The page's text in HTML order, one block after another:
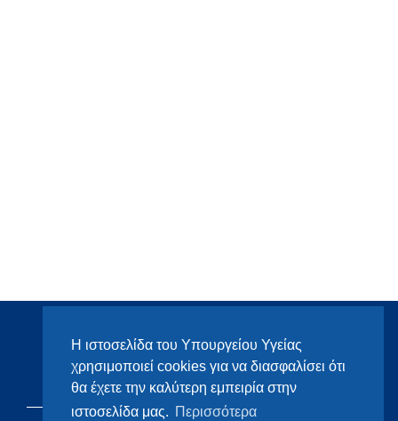
Η ιστοσελίδα του Υπουργείου Υγείας
χρησιμοποιεί cookies για να διασφαλίσει ότι
θα έχετε την καλύτερη εμπειρία στην
ιστοσελίδα μας. Περισσότερα